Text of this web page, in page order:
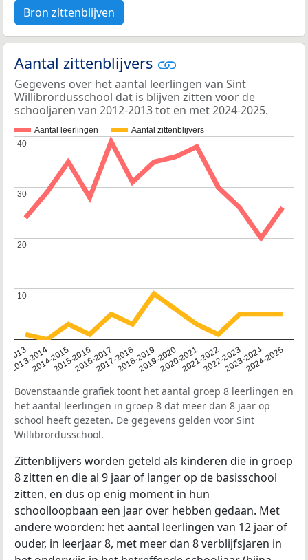
Bron zittenblijven
Aantal zittenblijvers
Gegevens over het aantal leerlingen van Sint
Willibrordusschool dat is blijven zitten voor de
schooljaren van 2012-2013 tot en met 2024-2025.
Aantal leerlingen Aantal zittenblijvers
2013
2013-2014
2014-20152015-20162016-20172017-20182018-20192019-20202020-20212021-20222022-20232023-20242024-2025
10
10
20
20
30
30
40
40
Bovenstaande grafiek toont het aantal groep 8 leerlingen en
het aantal leerlingen in groep 8 dat meer dan 8 jaar op
school heeft gezeten. De gegevens gelden voor Sint
Willibrordusschool.
Zittenblijvers worden geteld als kinderen die in groep
8 zitten en die al 9 jaar of langer op de basisschool
zitten, en dus op enig moment in hun
schoolloopbaan een jaar over hebben gedaan. Met
andere woorden: het aantal leerlingen van 12 jaar of
ouder, in leerjaar 8, met meer dan 8 verblijfsjaren in